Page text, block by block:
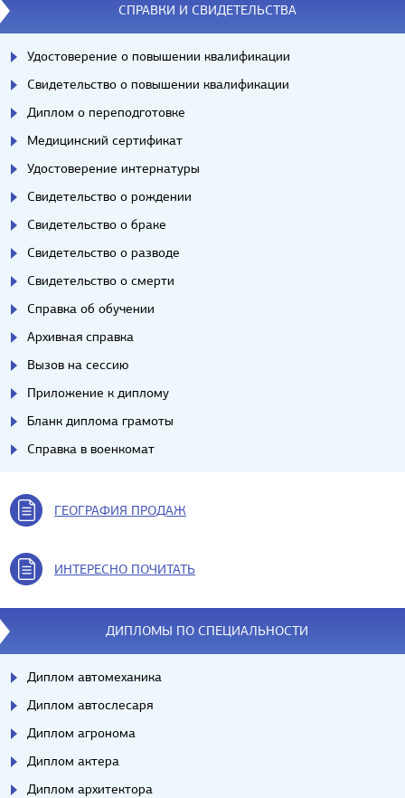
СПРАВКИ И СВИДЕТЕЛЬСТВА
Удостоверение о повышении квалификации
Свидетельство о повышении квалификации
Диплом о переподготовке
Медицинский сертификат
Удостоверение интернатуры
Свидетельство о рождении
Свидетельство о браке
Свидетельство о разводе
Свидетельство о смерти
Справка об обучении
Архивная справка
Вызов на сессию
Приложение к диплому
Бланк диплома грамоты
Справка в военкомат
ГЕОГРАФИЯ ПРОДАЖ
ИНТЕРЕСНО ПОЧИТАТЬ
ДИПЛОМЫ ПО СПЕЦИАЛЬНОСТИ
Диплом автомеханика
Диплом автослесаря
Диплом агронома
Диплом актера
Диплом архитектора